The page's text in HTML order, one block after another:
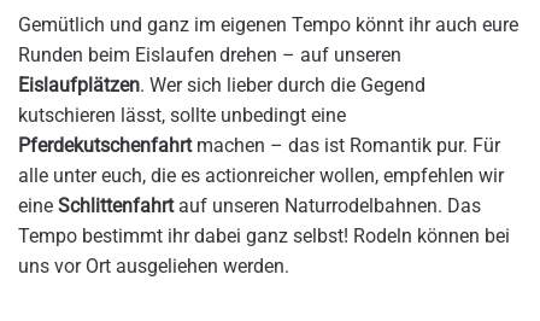
Gemütlich und ganz im eigenen Tempo könnt ihr auch eure
Runden beim Eislaufen drehen – auf unseren
Eislaufplätzen. Wer sich lieber durch die Gegend
kutschieren lässt, sollte unbedingt eine
Pferdekutschenfahrtmachen – das ist Romantik pur. Für
alle unter euch, die es actionreicher wollen, empfehlen wir
eine Schlittenfahrtauf unseren Naturrodelbahnen. Das
Tempo bestimmt ihr dabei ganz selbst! Rodeln können bei
uns vor Ort ausgeliehen werden.